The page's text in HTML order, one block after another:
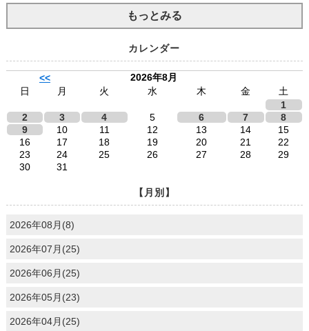
もっとみる
カレンダー
<<
2026年8月
日
月 火 水 木 金
土
1
2
3 4 5 6 7
8
9
10 11 12 13 14
15
16
17 18 19 20 21
22
23
24 25 26 27 28
29
30
31
【月別】
2026年08月(8)
2026年07月(25)
2026年06月(25)
2026年05月(23)
2026年04月(25)